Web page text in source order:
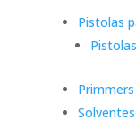
Pistolas
Primmers
Solventes